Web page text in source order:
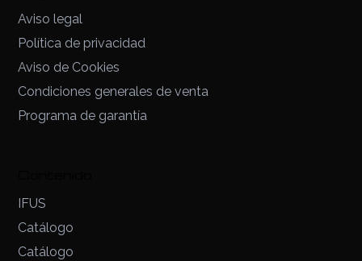
Aviso legal
Política de privacidad
Aviso de Cookies
Condiciones generales de venta
Programa de garantía
IFUS
Catálogo
Catálogo